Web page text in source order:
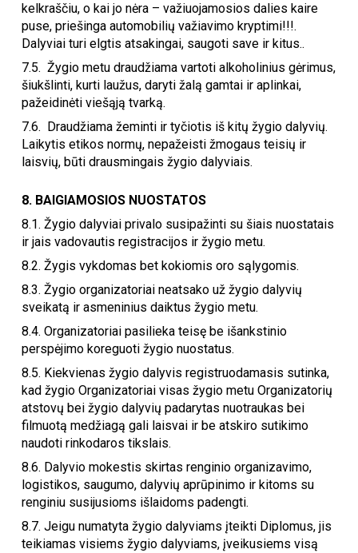
kelkraščiu, o kai jo nėra – važiuojamosios dalies kaire
puse, priešinga automobilių važiavimo kryptimi!!!.
Dalyviai turi elgtis atsakingai, saugoti save ir kitus..
7.5. Žygio metu draudžiama vartoti alkoholinius gėrimus,
šiukšlinti, kurti laužus, daryti žalą gamtai ir aplinkai,
pažeidinėti viešąją tvarką.
7.6. Draudžiama žeminti ir tyčiotis iš kitų žygio dalyvių.
Laikytis etikos normų, nepažeisti žmogaus teisių ir
laisvių, būti drausmingais žygio dalyviais.
8. BAIGIAMOSIOS NUOSTATOS
8.1.Žygio dalyviai privalo susipažinti su šiais nuostatais
ir jais vadovautis registracijos ir žygio metu.
8.2.Žygis vykdomas bet kokiomis oro sąlygomis.
8.3.Žygio organizatoriai neatsako už žygio dalyvių
sveikatą ir asmeninius daiktus žygio metu.
8.4. Organizatoriai pasilieka teisę be išankstinio
perspėjimo koreguoti žygio nuostatus.
8.5. Kiekvienas žygio dalyvis registruodamasis sutinka,
kad žygio Organizatoriai visas žygio metu Organizatorių
atstovų bei žygio dalyvių padarytas nuotraukas bei
filmuotą medžiagą gali laisvai ir be atskiro sutikimo
naudoti rinkodaros tikslais.
8.6. Dalyvio mokestis skirtas renginio organizavimo,
logistikos, saugumo, dalyvių aprūpinimo ir kitoms su
renginiu susijusioms išlaidoms padengti.
8.7. Jeigu numatyta žygio dalyviams įteikti Diplomus, jis
teikiamas visiems žygio dalyviams, įveikusiems visą